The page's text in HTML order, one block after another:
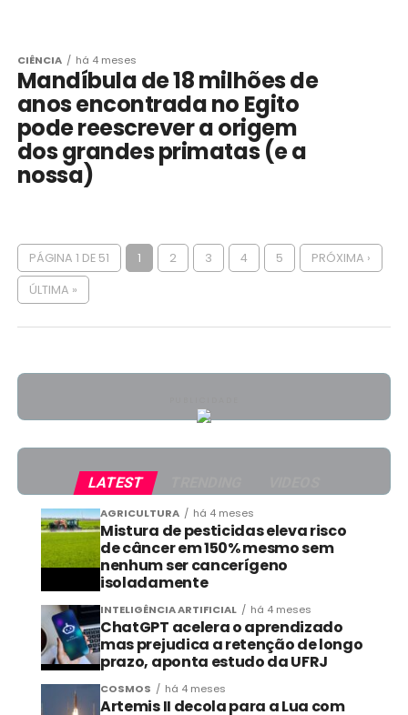
CIÊNCIA há 4 meses
Mandíbula de 18 milhões de
anos encontrada no Egito
pode reescrever a origem
dos grandes primatas (e a
nossa)
PÁGINA 1 DE 51 1 2 3 4 5 PRÓXIMA ›
ÚLTIMA »
LATEST
AGRICULTURA há 4 meses
Mistura de pesticidas eleva risco
de câncer em 150% mesmo sem
nenhum ser cancerígeno
isoladamente
INTELIGÊNCIA ARTIFICIAL há 4 meses
ChatGPT acelera o aprendizado
mas prejudica a retenção de longo
prazo, aponta estudo da UFRJ
COSMOS há 4 meses
Artemis II decola para a Lua com